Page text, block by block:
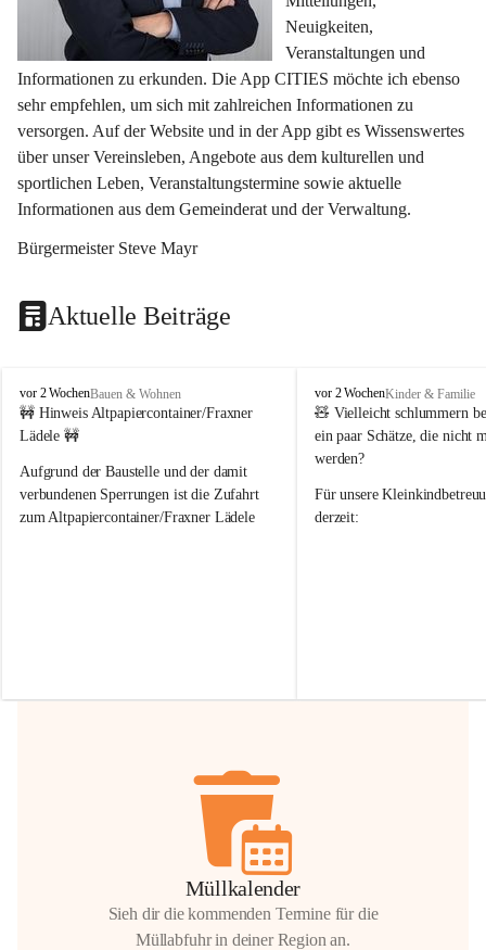
Neuigkeiten,
Veranstaltungen und
Informationen zu erkunden. Die App CITIES möchte ich ebenso
sehr empfehlen, um sich mit zahlreichen Informationen zu
versorgen. Auf der Website und in der App gibt es Wissenswertes
über unser Vereinsleben, Angebote aus dem kulturellen und
sportlichen Leben, Veranstaltungstermine sowie aktuelle
Informationen aus dem Gemeinderat und der Verwaltung.
Bürgermeister Steve Mayr
Aktuelle Beiträge
F
r
a
e
r
n
vor 2 WochenBauen & Wohnen
🚧 Hinweis Altpapiercontainer/Fraxner
Lädele 🚧
Aufgrund der Baustelle und der damit
verbundenen Sperrungen ist die Zufahrt
zum Altpapiercontainer/Fraxner Lädele
Hilfsbereitschaft!
F
r
a
x
r
n
vor 2 WochenKinder & Familie
🧸 Vielleicht schlummern
ein paar Schätze, die nicht
werden?
Für unsere
derzeit:
Müllkalender
Sieh dir die kommenden Termine für die
Müllabfuhr in deiner Region an.